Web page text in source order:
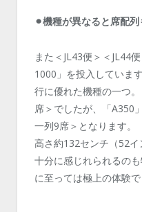
⚫︎機種が異なると席配
また＜JL43便＞＜JL44
1000」を投入していま
行に優れた機種の一つ
席＞でしたが、「A350
一列9席＞となります
高さ約132センチ（52
十分に感じれられるの
に至っては極上の体験